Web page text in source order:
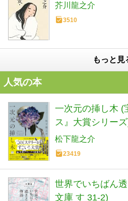
芥川龍之介
3510
もっと見
人気の本
一次元の挿し木 (
ス』大賞シリー
松下龍之介
23419
世界でいちばん
文庫 す 31-2)